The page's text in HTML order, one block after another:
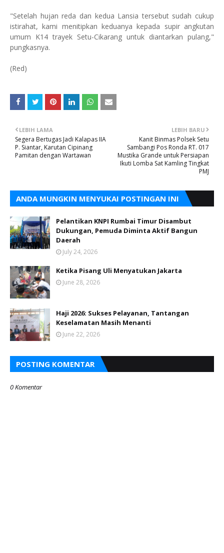
"Setelah hujan reda dan kedua Lansia tersebut sudah cukup
istirahat, kami menitipkan keduanya kepada supir angkutan
umum K14 trayek Setu-Cikarang untuk diantarkan pulang,"
pungkasnya.
(Red)
LEBIH BARU
Kanit Binmas Polsek Setu
Sambangi Pos Ronda RT. 017
Mustika Grande untuk Persiapan
Ikuti Lomba Sat Kamling Tingkat
PMJ
LEBIH LAMA
Segera Bertugas Jadi Kalapas IIA
P. Siantar, Karutan Cipinang
Pamitan dengan Wartawan
ANDA MUNGKIN MENYUKAI POSTINGAN INI
Pelantikan KNPI Rumbai Timur Disambut
Dukungan, Pemuda Diminta Aktif Bangun
Daerah
July 24, 2026
Ketika Pisang Uli Menyatukan Jakarta
June 28, 2026
Haji 2026: Sukses Pelayanan, Tantangan
Keselamatan Masih Menanti
June 22, 2026
POSTING KOMENTAR
0 Komentar